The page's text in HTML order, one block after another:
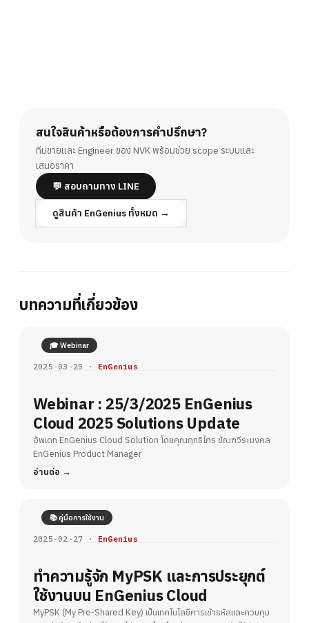
สนใจสินค้าหรือต้องการคำปรึกษา?
ทีมขายและ Engineer ของ NVK พร้อมช่วย scope ระบบและ
เสนอราคา
💬 สอบถามทาง LINE
ดูสินค้า EnGenius ทั้งหมด →
บทความที่เกี่ยวข้อง
🎓 Webinar
2025-03-25 · EnGenius
Webinar : 25/3/2025 EnGenius
Cloud 2025 Solutions Update
อัพเดท EnGenius Cloud Solution โดยคุณฤทธิไกร ขัณฑวีระมงคล
EnGenius Product Manager
อ่านต่อ
📚 คู่มือการใช้งาน
2025-02-27 · EnGenius
ทำความรู้จัก MyPSK และการประยุกต์
ใช้งานบน EnGenius Cloud
MyPSK (My Pre-Shared Key) เป็นเทคโนโลยีการเข้ารหัสและควบคุม